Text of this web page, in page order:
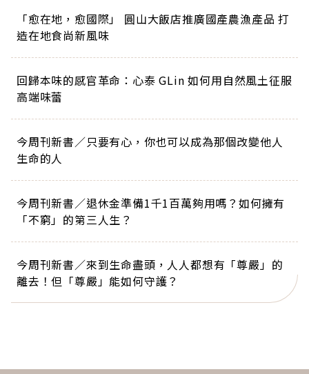
「愈在地，愈國際」 圓山大飯店推廣國產農漁產品 打
造在地食尚新風味
回歸本味的感官革命：心泰 GLin 如何用自然風土征服
高端味蕾
今周刊新書／只要有心，你也可以成為那個改變他人
生命的人
今周刊新書／退休金準備1千1百萬夠用嗎？如何擁有
「不窮」的第三人生？
今周刊新書／來到生命盡頭，人人都想有「尊嚴」的
離去！但「尊嚴」能如何守護？